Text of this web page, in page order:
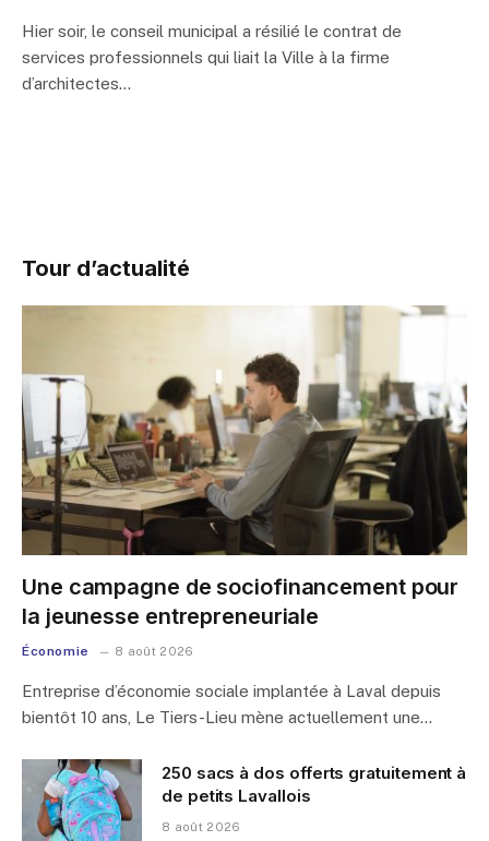
Hier soir, le conseil municipal a résilié le contrat de
services professionnels qui liait la Ville à la firme
d’architectes…
Tour d’actualité
Une campagne de sociofinancement pour
la jeunesse entrepreneuriale
Économie 8 août 2026
Entreprise d’économie sociale implantée à Laval depuis
bientôt 10 ans, Le Tiers-Lieu mène actuellement une…
250 sacs à dos offerts gratuitement à
de petits Lavallois
8 août 2026